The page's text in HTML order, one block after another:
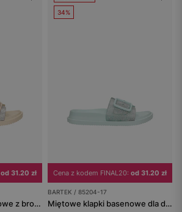
od 31.20 zł
Beżowe klapki basenowe z brokatem BARTEK 85204-18
34%
Cena z kodem FINAL20: od 31.20 zł
BARTEK / 85204-17
Miętowe klapki basenowe dla dziewcząt BARTEK 85204-17